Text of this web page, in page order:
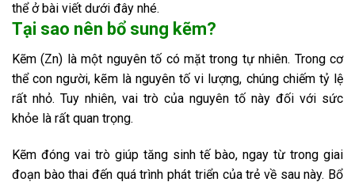
thể ở bài viết dưới đây nhé.
Tại sao nên bổ sung kẽm?
Kẽm (Zn) là một nguyên tố có mặt trong tự nhiên. Trong cơ
thể con người, kẽm là nguyên tố vi lượng, chúng chiếm tỷ lệ
rất nhỏ. Tuy nhiên, vai trò của nguyên tố này đối với sức
khỏe là rất quan trọng.
Kẽm đóng vai trò giúp tăng sinh tế bào, ngay từ trong giai
đoạn bào thai đến quá trình phát triển của trẻ về sau này. Bổ